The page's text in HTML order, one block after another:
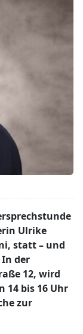
Ulrike
statt – und
der
12, wird
14 bis 16 Uhr
zur